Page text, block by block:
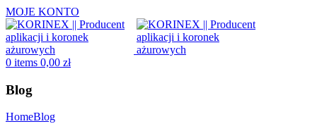
MOJE KONTO
0 items 0,00 zł
Blog
HomeBlog